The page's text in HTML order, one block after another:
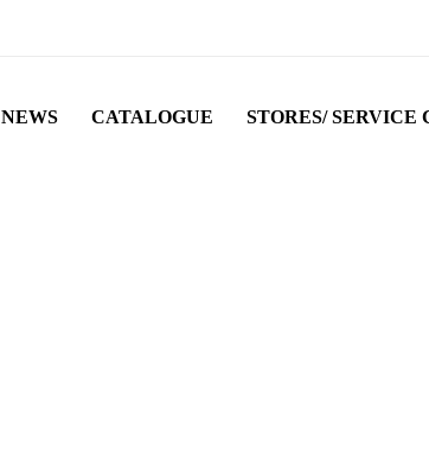
NEWS CATALOGUE STORES/ SERVICE